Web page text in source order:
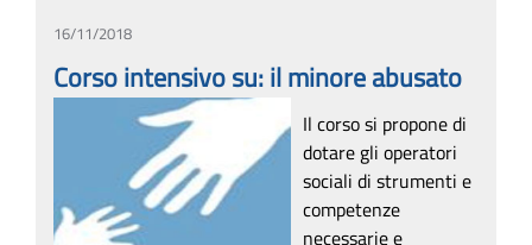
16/11/2018
Corso intensivo su: il minore abusato
Il corso si propone di
dotare gli operatori
sociali di strumenti e
competenze
necessarie e